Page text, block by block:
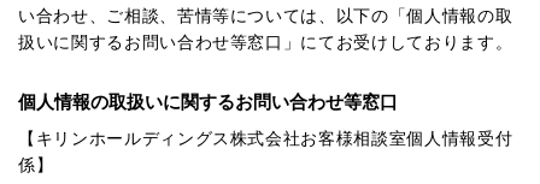
い合わせ、ご相談、苦情等については、以下の「個人情報の取
扱いに関するお問い合わせ等窓口」にてお受けしております。
個人情報の取扱いに関するお問い合わせ等窓口
【キリンホールディングス株式会社お客様相談室個人情報受付
係】